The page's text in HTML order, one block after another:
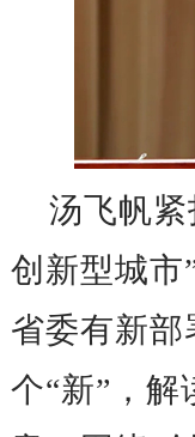
汤飞帆
创新型城市
省委有新部
个“新”，